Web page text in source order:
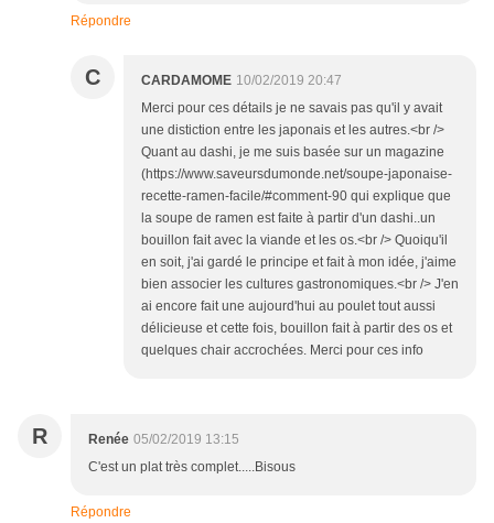
Répondre
C CARDAMOME 10/02/2019 20:47
Merci pour ces détails je ne savais pas qu'il y avait
une distiction entre les japonais et les autres.<br />
Quant au dashi, je me suis basée sur un magazine
(https://www.saveursdumonde.net/soupe-japonaise-
recette-ramen-facile/#comment-90 qui explique que
la soupe de ramen est faite à partir d'un dashi..un
bouillon fait avec la viande et les os.<br /> Quoiqu'il
en soit, j'ai gardé le principe et fait à mon idée, j'aime
bien associer les cultures gastronomiques.<br /> J'en
ai encore fait une aujourd'hui au poulet tout aussi
délicieuse et cette fois, bouillon fait à partir des os et
quelques chair accrochées. Merci pour ces info
R Renée 05/02/2019 13:15
C'est un plat très complet.....Bisous
Répondre